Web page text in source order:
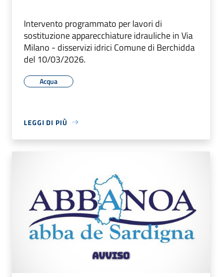
Intervento programmato per lavori di
sostituzione apparecchiature idrauliche in Via
Milano - disservizi idrici Comune di Berchidda
del 10/03/2026.
Acqua
LEGGI DI PIÙ